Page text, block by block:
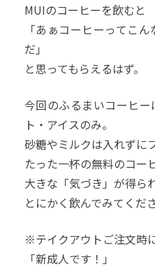
MUIのコーヒーを飲むと
「あぁコーヒーってこ
だ」
と思ってもらえるはず。
今回のふるまいコーヒ
ト・アイスのみ。
砂糖やミルクは入れずに
たった一杯の無料のコー
大きな「気づき」が得ら
とにかく飲んでみてくだ
※テイクアウトご注文時
「新成人です！」